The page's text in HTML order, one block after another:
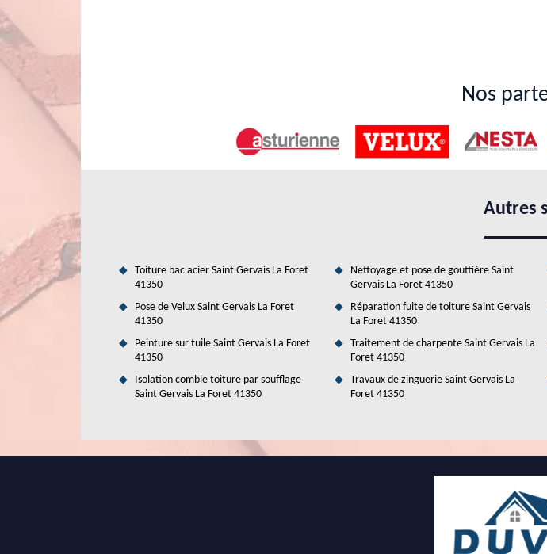
professionnel dispose des matériels adaptés pour faire les interventions dans les règles de
À qui peut-on faire confiance pour la rénovation des toits à Saint
toiture. Dans ce cas, il est nécessaire de solliciter le service de Duval Rénovation &
La rénovation de la toiture et les compétences de Duval
Nos
Autres
Toiture bac acier Saint Gervais La Foret
41350
Pose de Velux Saint Gervais La Foret
41350
Peinture sur tuile Saint Gervais La Foret
41350
Isolation comble toiture par soufflage
Saint Gervais La Foret 41350
Nettoyage et pose de gouttière Saint
Gervais La Foret 41350
Réparation fuite de toiture Saint Gervais
La Foret 41350
Traitement de charpente Saint Gervais La
Foret 41350
Travaux de zinguerie Saint Gervais La
Foret 41350